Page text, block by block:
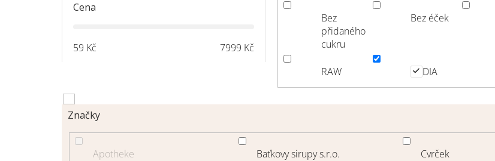
Cena
59 Kč 7999 Kč
Značky
Apotheke Baťkovy sirupy s.r.o. Cvrček
Bez
přidaného
cukru
Bez éček
RAW DIA